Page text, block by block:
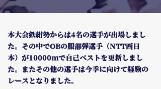
本大会鉄紺勢からは4名の選手が出場しまし
た。その中でOBの服部弾選手（NTT西日
本）が10000mで自己ベストを更新しまし
た。またその他の選手は今季に向けて経験の
レースとなりました。